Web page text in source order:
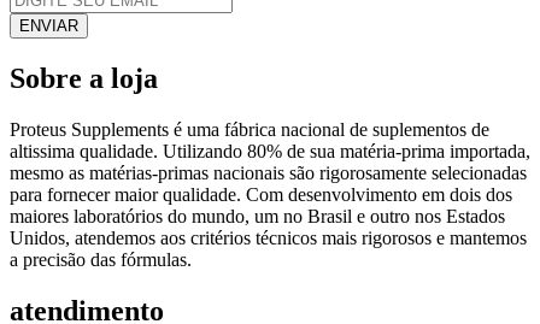
Sobre a loja
Proteus Supplements é uma fábrica nacional de suplementos de
altissima qualidade. Utilizando 80% de sua matéria-prima importada,
mesmo as matérias-primas nacionais são rigorosamente selecionadas
para fornecer maior qualidade. Com desenvolvimento em dois dos
maiores laboratórios do mundo, um no Brasil e outro nos Estados
Unidos, atendemos aos critérios técnicos mais rigorosos e mantemos
a precisão das fórmulas.
atendimento